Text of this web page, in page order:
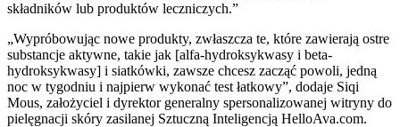
składników lub produktów leczniczych.”
„Wypróbowując nowe produkty, zwłaszcza te, które zawierają ostre
substancje aktywne, takie jak [alfa-hydroksykwasy i beta-
hydroksykwasy] i siatkówki, zawsze chcesz zacząć powoli, jedną
noc w tygodniu i najpierw wykonać test łatkowy”, dodaje Siqi
Mous, założyciel i dyrektor generalny spersonalizowanej witryny do
pielęgnacji skóry zasilanej Sztuczną Inteligencją HelloAva.com.